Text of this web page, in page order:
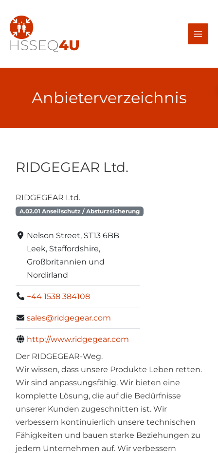
Inhalt
springen
Anbieterverzeichnis
RIDGEGEAR Ltd.
RIDGEGEAR Ltd.
A.02.01 Anseilschutz / Absturzsicherung
Nelson Street, ST13 6BB
Leek, Staffordshire,
Großbritannien und
Nordirland
+44 1538 384108
sales@ridgegear.com
http://www.ridgegear.com
Der RIDGEGEAR-Weg.
Wir wissen, dass unsere Produkte Leben retten.
Wir sind anpassungsfähig. Wir bieten eine
komplette Lösung, die auf die Bedürfnisse
unserer Kunden zugeschnitten ist. Wir
verbessern kontinuierlich unsere technischen
Fähigkeiten und bauen starke Beziehungen zu
jedem Unternehmen auf. Wir verbessern